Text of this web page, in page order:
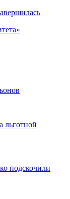
льготной
подскочили